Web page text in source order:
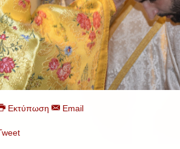
Εκτύπωση Email